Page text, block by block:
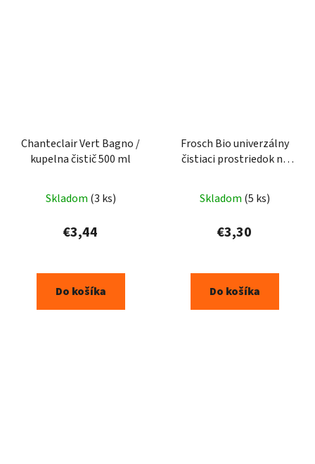
Chanteclair Vert Bagno /
kupelna čistič 500 ml
Skladom (3 ks)
€3,44
Do košíka
Frosch Bio univerzálny
čistiaci prostriedok na
Skladom (5 ks)
€3,30
Do košíka